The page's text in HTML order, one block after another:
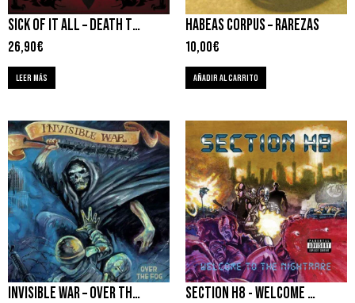
SICK OF IT ALL – DEATH TO TYRANTS
26,90€
LEER MÁS
HABEAS CORPUS – RAREZAS
10,00€
AÑADIR AL CARRITO
INVISIBLE WAR – OVER THE FOG SECTION H8 ‎- WELCOME TO THE NIGHTMARE